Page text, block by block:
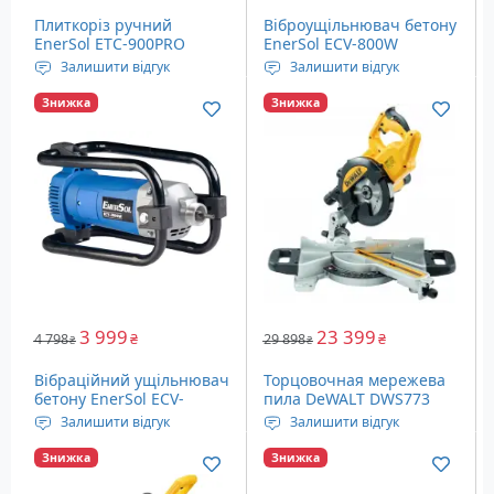
Плиткоріз ручний
EnerSol ETC-900PRO
Залишити відгук
Глибина різу: 16 мм
Максимальна довжина
різу: 900 мм
Габаритні розміри:
1150х220 x 150 мм
Вага: 8.3 кг
Віброущільнювач бетону
EnerSol ECV-800W
Залишити відгук
Тип: глибинний
Діаметр булави: 35 мм
Частота вібрацій: 5600
Вага: 2.3 кг
Знижка
4 798₴ 3 999₴
Вібраційний ущільнювач
бетону EnerSol ECV-
2000WЗалишити відгук
Тип: глибинний
Діаметр булави: 38-45 мм
Знижка
29 898₴ 23 399₴
Торцовочная мережева
пила DeWALT DWS773
Залишити відгук
Потужність: 1300 Ватт
Максимальна кількість
Знижка Знижка